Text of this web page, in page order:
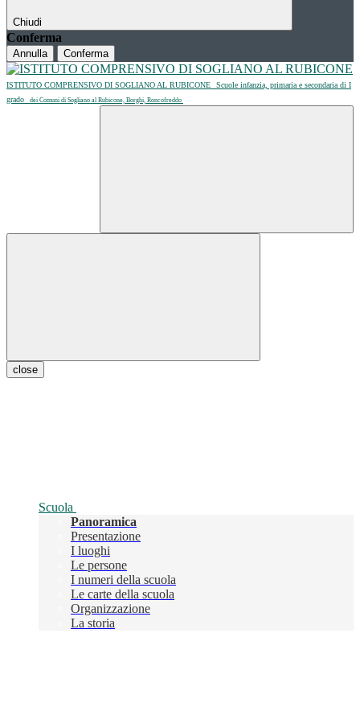
Chiudi
Conferma
Annulla Conferma
ISTITUTO COMPRENSIVO DI SOGLIANO AL RUBICONE
Scuole infanzia, primaria e secondaria di I
grado
dei Comuni di Sogliano al Rubicone, Borghi, Roncofreddo
close
Scuola
Panoramica
Presentazione
I luoghi
Le persone
I numeri della scuola
Le carte della scuola
Organizzazione
La storia